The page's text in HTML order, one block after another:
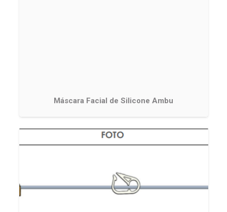
Máscara Facial de Silicone Ambu